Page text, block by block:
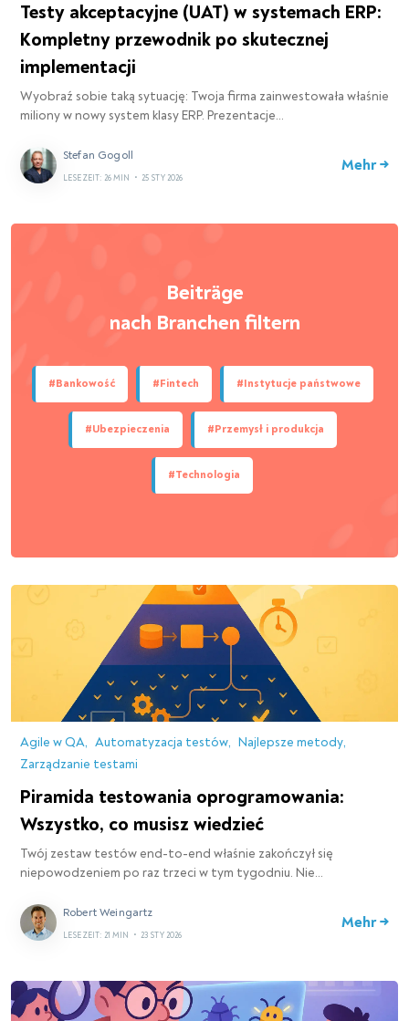
Testy akceptacyjne (UAT) w systemach ERP:
Kompletny przewodnik po skutecznej
implementacji
Wyobraź sobie taką sytuację: Twoja firma zainwestowała właśnie
miliony w nowy system klasy ERP. Prezentacje…
Stefan Gogoll
LESEZEIT: 26 MIN • 25 STY 2026
Mehr →
Beiträge
nach Branchen filtern
#Bankowość #Fintech #Instytucje państwowe
#Ubezpieczenia #Przemysł i produkcja
#Technologia
Agile w QA Automatyzacja testów
Najlepsze metody
Zarządzanie testami
Piramida testowania oprogramowania:
Wszystko, co musisz wiedzieć
Twój zestaw testów end-to-end właśnie zakończył się
niepowodzeniem po raz trzeci w tym tygodniu. Nie…
Robert Weingartz
LESEZEIT: 21 MIN • 23 STY 2026
Mehr →